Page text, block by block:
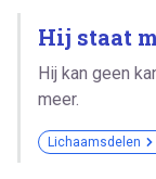
Hij staat
Hij kan geen
meer.
Lichaamsdelen